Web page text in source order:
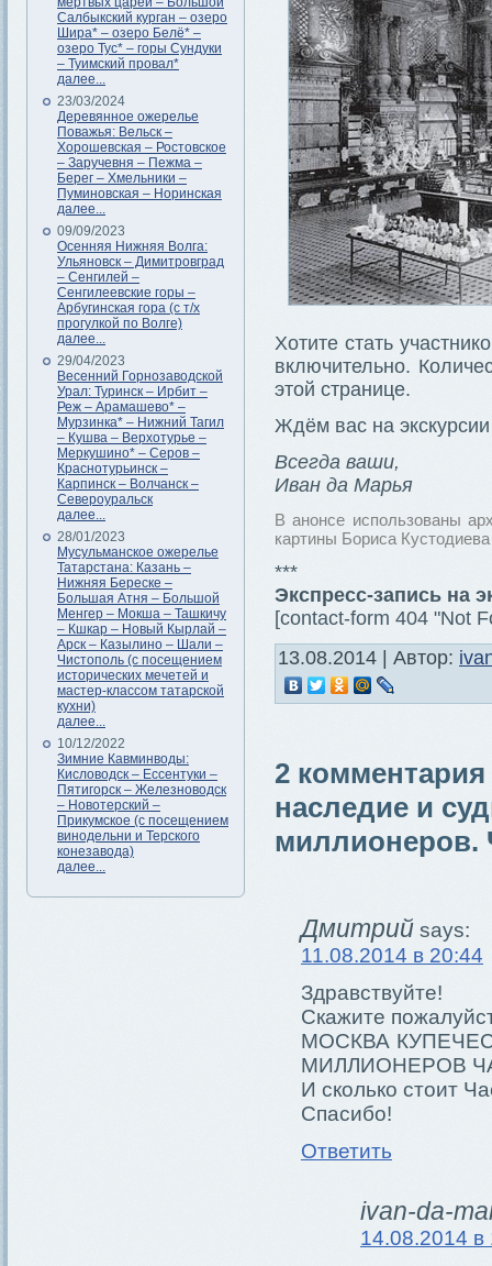
Салбыкский курган – озеро
Шира* – озеро Белё* –
озеро Тус* – горы Сундуки
– Туимский провал*
далее...
23/03/2024
Деревянное ожерелье
Поважья: Вельск –
Хорошевская – Ростовское
– Заручевня – Пежма –
Берег – Хмельники –
Пуминовская – Норинская
далее...
09/09/2023
Осенняя Нижняя Волга:
Ульяновск – Димитровград
– Сенгилей –
Сенгилеевские горы –
Арбугинская гора (с т/х
прогулкой по Волге)
далее...
29/04/2023
Весенний Горнозаводской
Урал: Туринск – Ирбит –
Реж – Арамашево* –
Мурзинка* – Нижний Тагил
– Кушва – Верхотурье –
Меркушино* – Серов –
Краснотурьинск –
Карпинск – Волчанск –
Североуральск
далее...
28/01/2023
Мусульманское ожерелье
Татарстана: Казань –
Нижняя Береске –
Большая Атня – Большой
Менгер – Мокша – Ташкичу
– Кшкар – Новый Кырлай –
Арск – Казылино – Шали –
Чистополь (с посещением
исторических мечетей и
мастер-классом татарской
кухни)
далее...
10/12/2022
Зимние Кавминводы:
Кисловодск – Ессентуки –
Пятигорск – Железноводск
– Новотерский –
Прикумское (с посещением
винодельни и Терского
конезавода)
далее...
Хотите стать
включительно.
этой странице.
Ждём вас на
Всегда ваши,
Иван да Марья
В анонсе использованы
картины Бориса
***
Экспресс-запись на
[contact-form 404 "Not
13.08.2014 | Автор:
2 комментария
наследие и
миллионеров.
Дмитрий says:
11.08.2014 в 20:44
Здравствуйте!
Скажите
МОСКВА
МИЛЛИОНЕРОВ
И сколько стоит
Спасибо!
Ответить
ivan-da-
14.08.2014 в